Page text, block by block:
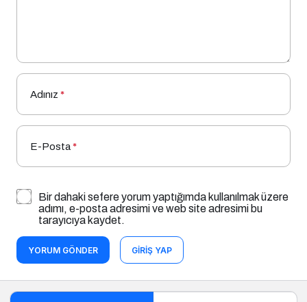
Adınız *
E-Posta*
Bir dahaki sefere yorum yaptığımda kullanılmak üzere
adımı, e-posta adresimi ve web site adresimi bu
tarayıcıya kaydet.
YORUM GÖNDER GIRIŞ YAP